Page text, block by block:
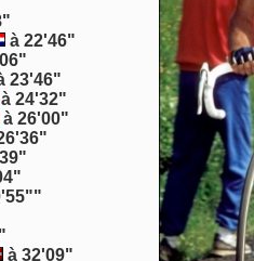
à 22'46"
23'46"
à 24'32"
à 26'00"
à 32'09"